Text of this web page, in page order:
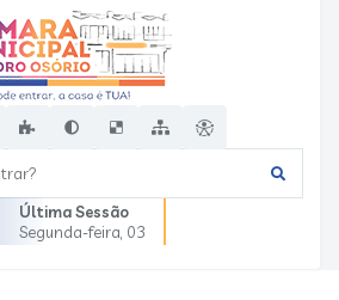
Última Sessão
Segunda-feira 03